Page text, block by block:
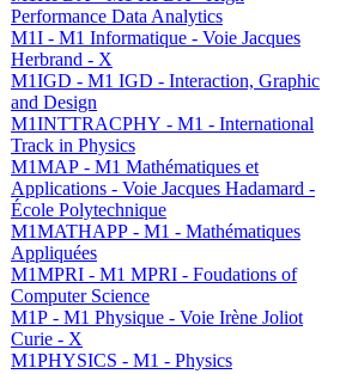
Performance Data Analytics
M1I - M1 Informatique - Voie Jacques
Herbrand - X
M1IGD - M1 IGD - Interaction, Graphic
and Design
M1INTTRACPHY - M1 - International
Track in Physics
M1MAP - M1 Mathématiques et
Applications - Voie Jacques Hadamard -
École Polytechnique
M1MATHAPP - M1 - Mathématiques
Appliquées
M1MPRI - M1 MPRI - Foudations of
Computer Science
M1P - M1 Physique - Voie Irène Joliot
Curie - X
M1PHYSICS - M1 - Physics